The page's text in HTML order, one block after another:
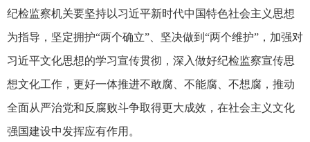
纪检监察机关要坚持以习近平新时代中国特色社会主义思想
为指导，坚定拥护“两个确立”、坚决做到“两个维护”，加强对
习近平文化思想的学习宣传贯彻，深入做好纪检监察宣传思
想文化工作，更好一体推进不敢腐、不能腐、不想腐，推动
全面从严治党和反腐败斗争取得更大成效，在社会主义文化
强国建设中发挥应有作用。